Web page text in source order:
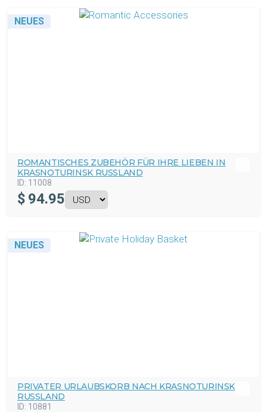
NEUES
ROMANTISCHES ZUBEHÖR FÜR IHRE LIEBEN IN
KRASNOTURINSK RUSSLAND
ID: 11008
$ 94.95
NEUES
PRIVATER URLAUBSKORB NACH KRASNOTURINSK
RUSSLAND
ID: 10881